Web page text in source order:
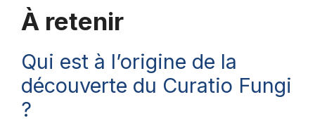
À retenir
Qui est à l’origine de la
découverte du Curatio Fungi
?